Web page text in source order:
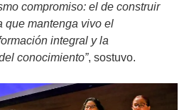
compromiso: el de construir
que mantenga vivo el
integral y la
conocimiento”, sostuvo.